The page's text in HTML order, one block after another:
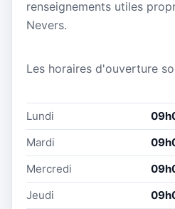
renseignements utiles
Nevers.
Les horaires d'ouverture
Lundi
Mardi
Mercredi
Jeudi